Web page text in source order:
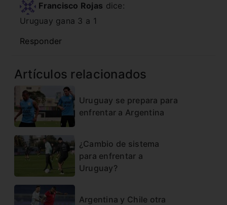
Francisco Rojas dice:
Uruguay gana 3 a 1
Responder
Artículos relacionados
Uruguay se prepara para
enfrentar a Argentina
¿Cambio de sistema
para enfrentar a
Uruguay?
Argentina y Chile otra